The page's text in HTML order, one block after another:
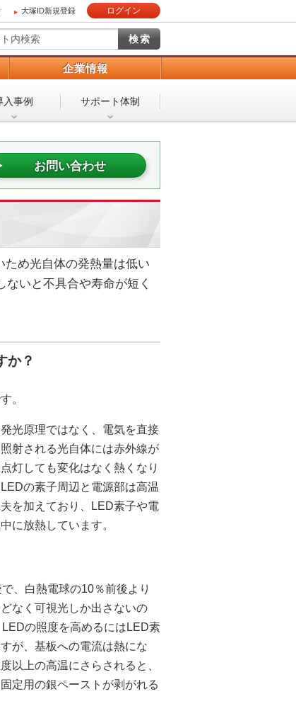
大塚ID新規登録 ログイン
企業情報
入事例 サポート体制
お問い合わせ
ため光自体の発熱量は低い
いと不具合や寿命が短く
か？
。
光原理ではなく、電気を直接
射される光自体には赤外線が
灯しても変化はなく熱くなり
の素子周辺と電源部は高温
を加えており、LED素子や電
に放熱しています。
、白熱電球の10％前後より
なく可視光しか出さないの
の照度を高めるにはLED素
が、基板への電流は熱にな
以上の高温にさらされると、
定用の銀ペーストが剥がれる